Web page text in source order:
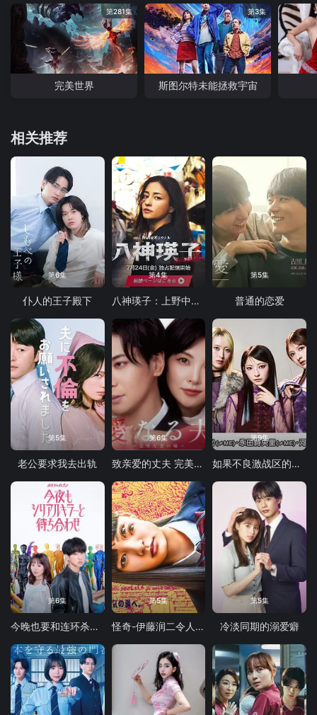
第281集
完美世界
第3集
斯图尔特未能拯救宇宙
相关推荐
第6集
仆人的王子殿下
第4集
八神瑛子：上野中央署组织犯罪对策课
第5集
普通的恋爱
第5集
老公要求我去出轨
第6集
致亲爱的丈夫 完美妻子的谎言
第9集
如果不良激战区的四天王转生成了偶像团体
第6集
今晚也要和连环杀手约会
第5集
怪奇-伊藤润二令人彻夜难眠的奇异故事
第5集
冷淡同期的溺爱癖